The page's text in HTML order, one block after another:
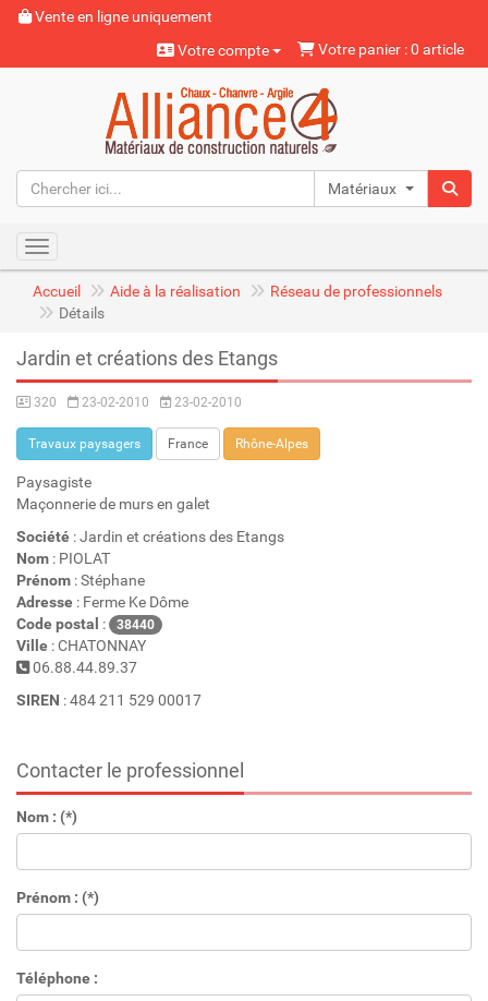
Vente en ligne uniquement
Votre compte
Votre panier : 0 article
Matériaux naturels
Toggle navigation
Accueil Aide à la réalisation
Réseau de professionnels
Détails
Jardin et créations des Etangs
320 23-02-2010 23-02-2010
Travaux paysagers France Rhône-Alpes
Paysagiste
Maçonnerie de murs en galet
Société : Jardin et créations des Etangs
Nom : PIOLAT
Prénom : Stéphane
Adresse : Ferme Ke Dôme
Code postal : 38440
Ville : CHATONNAY
06.88.44.89.37
SIREN : 484 211 529 00017
Contacter le professionnel
Nom : (*)
Prénom : (*)
Téléphone :